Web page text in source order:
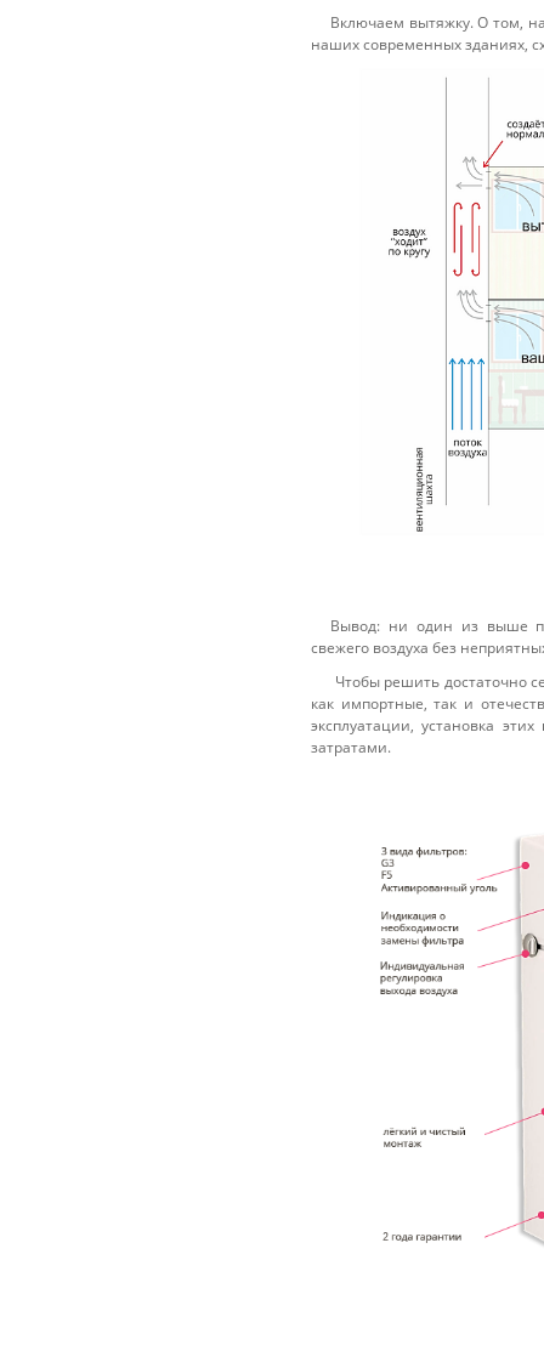
Включаем вытяжку. О том,
наших современных зданиях,
Вывод: ни один из выше
свежего воздуха без
Чтобы решить достаточно
как импортные, так и
эксплуатации, установка
затратами.